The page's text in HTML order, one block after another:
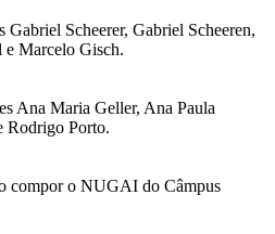
Scheerer, Gabriel Scheeren,
e Marcelo Gisch.
Ana Maria Geller, Ana Paula
Rodrigo Porto.
compor o NUGAI do Câmpus